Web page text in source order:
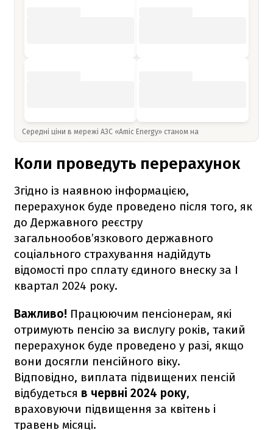
Середні ціни в мережі АЗС «Amic Energy» станом на
Коли проведуть перерахунок
Згідно із наявною інформацією,
перерахунок буде проведено після того, як
до Державного реєстру
загальнообов’язкового державного
соціального страхування надійдуть
відомості про сплату єдиного внеску за І
квартал 2024 року.
Важливо! Працюючим пенсіонерам, які
отримують пенсію за вислугу років, такий
перерахунок буде проведено у разі, якщо
вони досягли пенсійного віку.
Відповідно, виплата підвищених пенсій
відбудеться в червні 2024 року,
враховуючи підвищення за квітень і
травень місяці.